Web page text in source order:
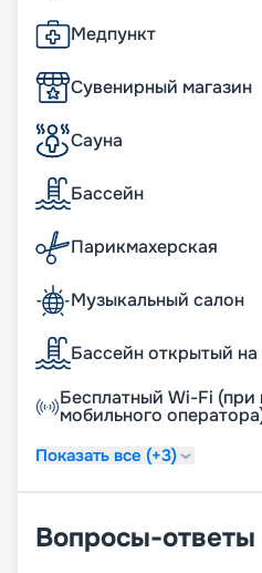
Медпункт
Сувенирный магазин
Сауна
Бассейн
Парикмахерская
Музыкальный салон
Бассейн открытый
Бесплатный Wi-Fi (при
мобильного
Показать все (+3)
Вопросы-ответы